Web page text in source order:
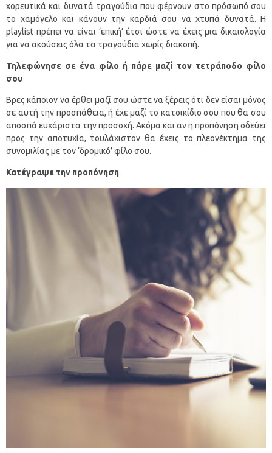
χορευτικά και δυνατά τραγούδια που φέρνουν στο πρόσωπό σου
το χαμόγελο και κάνουν την καρδιά σου να χτυπά δυνατά. Η
playlist πρέπει να είναι ‘επική’ έτσι ώστε να έχεις μια δικαιολογία
για να ακούσεις όλα τα τραγούδια χωρίς διακοπή.
Τηλεφώνησε σε ένα φίλο ή πάρε μαζί τον τετράποδο φίλο
σου
Βρες κάποιον να έρθει μαζί σου ώστε να ξέρεις ότι δεν είσαι μόνος
σε αυτή την προσπάθεια, ή έχε μαζί το κατοικίδιο σου που θα σου
αποσπά ευχάριστα την προσοχή. Ακόμα και αν η προπόνηση οδεύει
προς την αποτυχία, τουλάχιστον θα έχεις το πλεονέκτημα της
συνομιλίας με τον ‘δρομικό’ φίλο σου.
Κατέγραψε την προπόνηση